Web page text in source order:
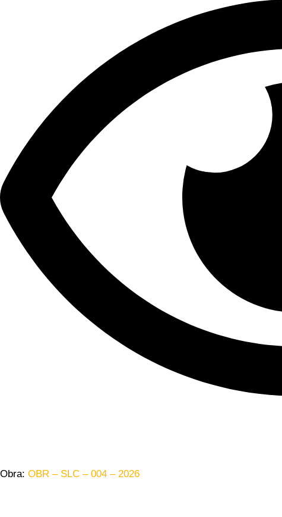
Obra: OBR – SLC – 004 – 2026